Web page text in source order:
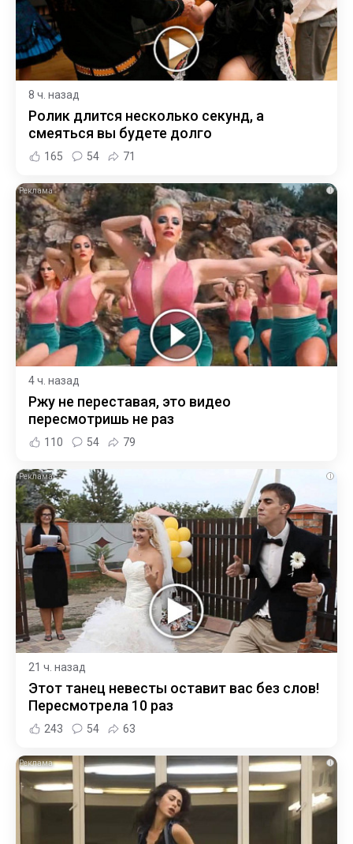
8 ч. назад
Ролик длится несколько секунд, а
смеяться вы будете долго
165 54 71
i
4 ч. назад
Ржу не переставая, это видео
пересмотришь не раз
110 54 79
i
21 ч. назад
Этот танец невесты оставит вас без слов!
Пересмотрела 10 раз
243 54 63
i